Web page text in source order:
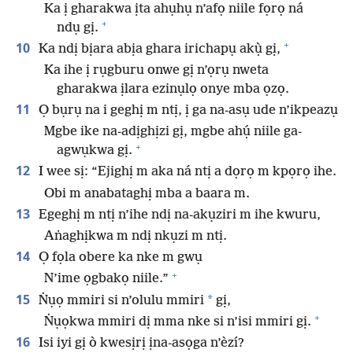
Ka ị gharakwa ịta ahụhụ n’afọ niile fọrọ ná
ndụ gị. +
10 Ka ndị bịara abịa ghara irichapụ akụ̀ gị, +
Ka ihe ị rụgburu onwe gị n’ọrụ nweta
gharakwa ịlara ezinụlọ onye mba ọzọ.
11
Ọ bụrụ na i geghị m ntị, ị ga na-asụ ude n’ikpeazụ
Mgbe ike na-adịghịzi gị, mgbe ahụ́ niile ga-
agwụkwa gị. +
12 I wee sị: “Ejighị m aka ná ntị a dọrọ m kpọrọ ihe.
Obi m anabataghị mba a baara m.
13 Egeghị m ntị n’ihe ndị na-akụziri m ihe kwuru,
Aṅaghịkwa m ndị nkụzi m ntị.
14 Ọ fọla obere ka nke m gwụ
N’ime ọgbakọ niile.” +
15 Ṅụọ mmiri si n’olulu mmiri * gị,
Ṅụọkwa mmiri dị mma nke si n’isi mmiri gị. +
16 Isi iyi gị ò kwesịrị ịna-asọga n’èzí?